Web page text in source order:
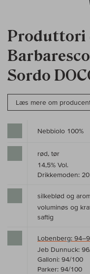
Produttori
Sordo
Læs mere om
Nebbiolo 100%
rød, tør
14,5% Vol.
Drikkemoden:
silkeblød og
voluminøs og
saftig
Lobenberg:
Jeb Dunnuck:
Galloni: 94/100
Parker: 94/100